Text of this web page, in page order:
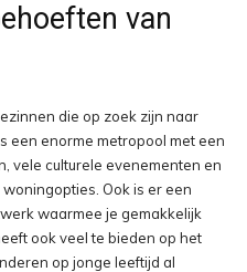
van
die op zoek zijn naar
een enorme metropool met een
vele culturele evenementen en
Ook is er een
waarmee je gemakkelijk
ook veel te bieden op het
op jonge leeftijd al